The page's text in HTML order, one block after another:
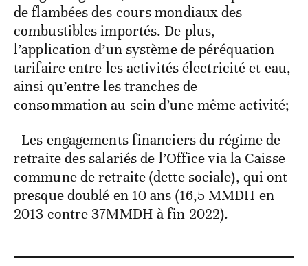
de flambées des cours mondiaux des
combustibles importés. De plus,
l’application d’un système de péréquation
tarifaire entre les activités électricité et eau,
ainsi qu’entre les tranches de
consommation au sein d’une même activité;
- Les engagements financiers du régime de
retraite des salariés de l’Office via la Caisse
commune de retraite (dette sociale), qui ont
presque doublé en 10 ans (16,5 MMDH en
2013 contre 37MMDH à fin 2022).